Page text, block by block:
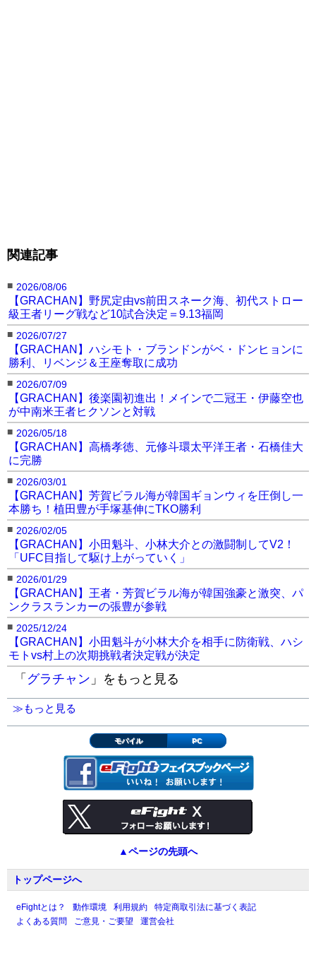
関連記事
■ 2026/08/06
【GRACHAN】野尻定由vs前田スネーク海、初代ストロー
級王者リーグ戦など10試合決定＝9.13福岡
■ 2026/07/27
【GRACHAN】ハシモト・ブランドンがベ・ドンヒョンに
勝利、リベンジ＆王座奪取に成功
■ 2026/07/09
【GRACHAN】後楽園初進出！メインで二冠王・伊藤空也
が中南米王者ヒクソンと対戦
■ 2026/05/18
【GRACHAN】高橋孝徳、元修斗環太平洋王者・石橋佳大
に完勝
■ 2026/03/01
【GRACHAN】芳賀ビラル海が韓国ギョンウィを圧倒し一
本勝ち！植田豊が手塚基伸にTKO勝利
■ 2026/02/05
【GRACHAN】小田魁斗、小林大介との激闘制してV2！
「UFC目指して駆け上がっていく」
■ 2026/01/29
【GRACHAN】王者・芳賀ビラル海が韓国強豪と激突、パ
ンクラスランカーの張豊が参戦
■ 2025/12/24
【GRACHAN】小田魁斗が小林大介を相手に防衛戦、ハシ
モトvs村上の次期挑戦者決定戦が決定
「 グラチャン 」をもっと見る
≫もっと見る
モバイル PC
▲ページの先頭へ
トップページへ
eFightとは？ 動作環境 利用規約
特定商取引法に基づく表記
よくある質問
ご意見・ご要望 運営会社